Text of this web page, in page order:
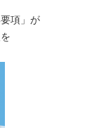
項」が